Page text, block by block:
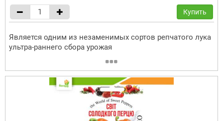
Купить
Является одним из незаменимых сортов репчатого лука
ультра-раннего сбора урожая